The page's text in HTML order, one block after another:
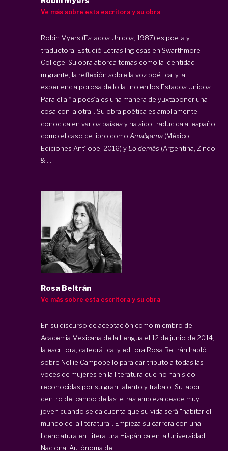
Ve más sobre esta escritora y su obra
Robin Myers (Estados Unidos, 1987) es poeta y
traductora. Estudió Letras Inglesas en Swarthmore
College. Su obra aborda temas como la identidad
migrante, la reflexión sobre la voz poética, y la
experiencia porosa de lo latino en los Estados Unidos.
Para ella “la poesía es una manera de yuxtaponer una
cosa con la otra”. Su obra poética es ampliamente
conocida en varios países y ha sido traducida al español
como el caso de libro como Amalgama (México,
Ediciones Antílope, 2016) y Lo demás (Argentina, Zindo
& ...
Rosa Beltrán
Ve más sobre esta escritora y su obra
En su discurso de aceptación como miembro de
Academia Mexicana de la Lengua el 12 de junio de 2014,
la escritora, catedrática, y editora Rosa Beltrán habló
sobre Nellie Campobello para dar tributo a todas las
voces de mujeres en la literatura que no han sido
reconocidas por su gran talento y trabajo. Su labor
dentro del campo de las letras empieza desde muy
joven cuando se da cuenta que su vida será "habitar el
mundo de la literatura". Empieza su carrera con una
licenciatura en Literatura Hispánica en la Universidad
Nacional Autónoma de ...